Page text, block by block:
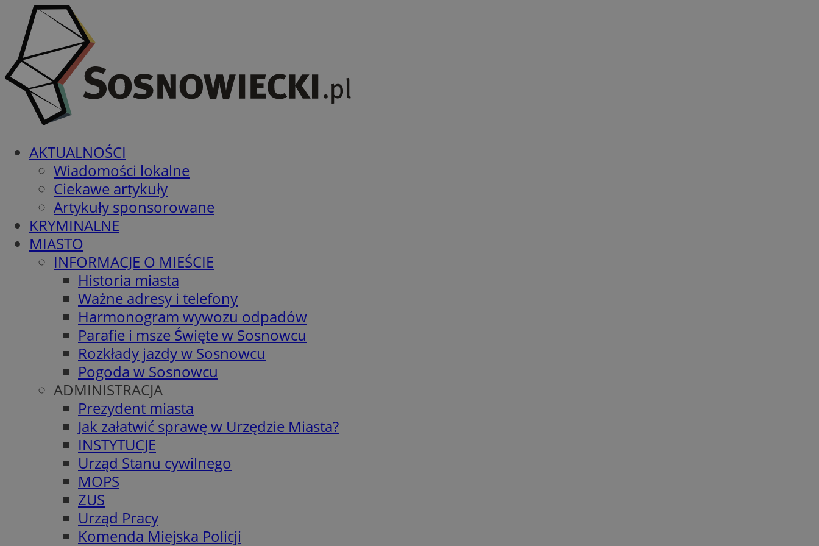
AKTUALNOŚCI
Wiadomości lokalne
Ciekawe artykuły
Artykuły sponsorowane
KRYMINALNE
MIASTO
INFORMACJE O MIEŚCIE
Historia miasta
Ważne adresy i telefony
Harmonogram wywozu odpadów
Parafie i msze Święte w Sosnowcu
Rozkłady jazdy w Sosnowcu
Pogoda w Sosnowcu
ADMINISTRACJA
Prezydent miasta
Jak załatwić sprawę w Urzędzie Miasta?
INSTYTUCJE
Urząd Stanu cywilnego
MOPS
ZUS
Urząd Pracy
Komenda Miejska Policji